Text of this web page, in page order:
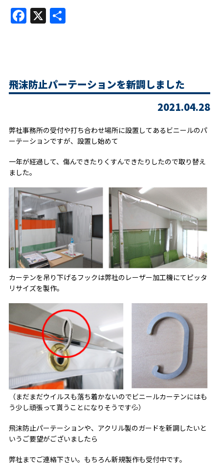
Facebook
X 共
有
飛沫防止パーテーションを新調しました
2021.04.28
弊社事務所の受付や打ち合わせ場所に設置してあるビニールのパ
ーテーションですが、設置し始めて
一年が経過して、傷んできたりくすんできたりしたので取り替え
ました。
カーテンを吊り下げるフックは弊社のレーザー加工機にてピッタ
リサイズを製作。
（まだまだウイルスも落ち着かないのでビニールカーテンにはも
う少し頑張って貰うことになりそうです💦）
飛沫防止パーテーションや、アクリル製のガードを新調したいと
いうご要望がございましたら
弊社までご連絡下さい。もちろん新規製作も受付中です。